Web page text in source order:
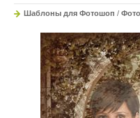
Шаблоны для Фотошоп /